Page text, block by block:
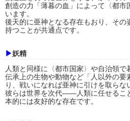
創造の力「薄暮の血」によって〈都市
います。
後天的に亜神となる存在もおり、その
持つことが共通点です。
▶妖精
人類と同様に〈都市国家〉や自治領で
伝承上の生物や動物など「人以外の要
り、戦いになれば亜神に引けを取らな
彼らは世界を次代――人類に任せるこ
本的には友好的な存在です。